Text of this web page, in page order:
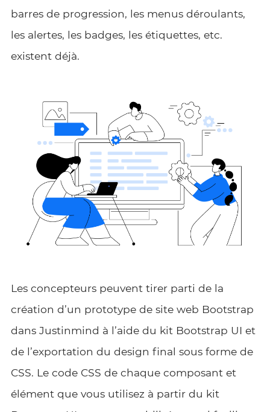
barres de progression, les menus déroulants,
les alertes, les badges, les étiquettes, etc.
existent déjà.
Les concepteurs peuvent tirer parti de la
création d’un prototype de site web Bootstrap
dans Justinmind à l’aide du kit Bootstrap UI et
de l’exportation du design final sous forme de
CSS. Le code CSS de chaque composant et
élément que vous utilisez à partir du kit